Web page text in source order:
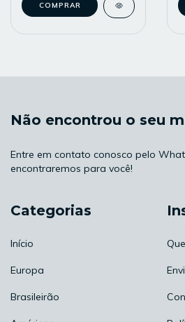
COMPRAR
Não encontrou o seu
Entre em contato conosco pelo
encontraremos para você!
Categorias
Início
Europa
Brasileirão